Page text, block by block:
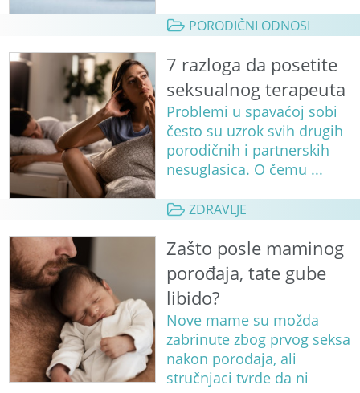
PORODIČNI ODNOSI
7 razloga da posetite
seksualnog terapeuta
Problemi u spavaćoj sobi
često su uzrok svih drugih
porodičnih i partnerskih
nesuglasica. O čemu ...
ZDRAVLJE
Zašto posle maminog
porođaja, tate gube
libido?
Nove mame su možda
zabrinute zbog prvog seksa
nakon porođaja, ali
stručnjaci tvrde da ni